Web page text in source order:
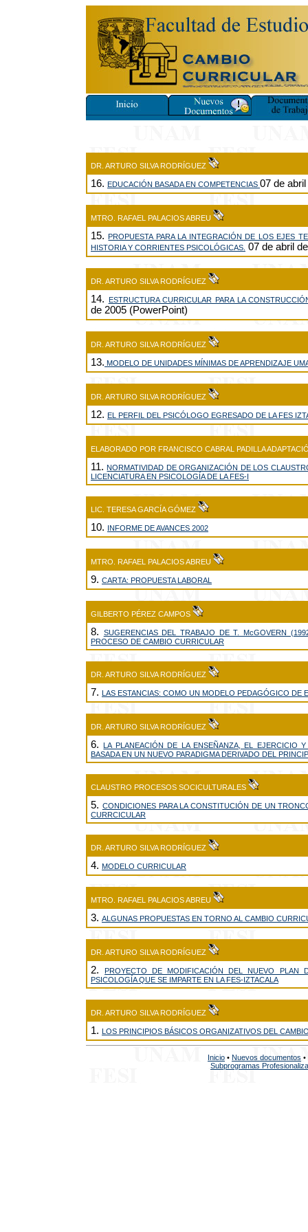
DR. ARTURO SILVA RODRÍGUEZ
16. EDUCACIÓN BASADA EN COMPETENCIAS 07 de
MTRO. RAFAEL PALACIOS ABREU
15.PROPUESTA PARA LA INTEGRACIÓN DE LOS EJES
HISTORIA Y CORRIENTES PSICOLÓGICAS. 07 de abril
DR. ARTURO SILVA RODRÍGUEZ
14. ESTRUCTURA CURRICULAR PARA LA
de 2005 (PowerPoint)
DR. ARTURO SILVA RODRÍGUEZ
13. MODELO DE UNIDADES MÍNIMAS DE APRENDIZAJE
DR. ARTURO SILVA RODRÍGUEZ
12. EL PERFIL DEL PSICÓLOGO EGRESADO DE LA FES
ELABORADO POR FRANCISCO CABRAL PADILLA
11.NORMATIVIDAD DE ORGANIZACIÓN DE LOS
LICENCIATURA EN PSICOLOGÍA DE LA FES-I
LIC. TERESA GARCÍA GÓMEZ
10. INFORME DE AVANCES 2002
MTRO. RAFAEL PALACIOS ABREU
9. CARTA: PROPUESTA LABORAL
GILBERTO PÉREZ CAMPOS
8.
SUGERENCIAS DEL TRABAJO DE T. McGOVERN
PROCESO DE CAMBIO CURRICULAR
DR. ARTURO SILVA RODRÍGUEZ
7. LAS ESTANCIAS: COMO UN MODELO PEDAGÓGICO DE
DR. ARTURO SILVA RODRÍGUEZ
6.LA PLANEACIÓN DE LA ENSEÑANZA, EL EJERCICIO
BASADA EN UN NUEVO PARADIGMA DERIVADO DEL
CLAUSTRO PROCESOS SOCICULTURALES
5. CONDICIONES PARA LA CONSTITUCIÓN DE UN
CURRCICULAR
DR. ARTURO SILVA RODRÍGUEZ
4. MODELO CURRICULAR
MTRO. RAFAEL PALACIOS ABREU
3. ALGUNAS PROPUESTAS EN TORNO AL CAMBIO
DR. ARTURO SILVA RODRÍGUEZ
2.PROYECTO DE MODIFICACIÓN DEL NUEVO PLAN
PSICOLOGÍA QUE SE IMPARTE EN LA FES-IZTACALA
DR. ARTURO SILVA RODRÍGUEZ
1. LOS PRINCIPIOS BÁSICOS ORGANIZATIVOS DEL
Inicio • Nuevos documentos •
Subprogramas